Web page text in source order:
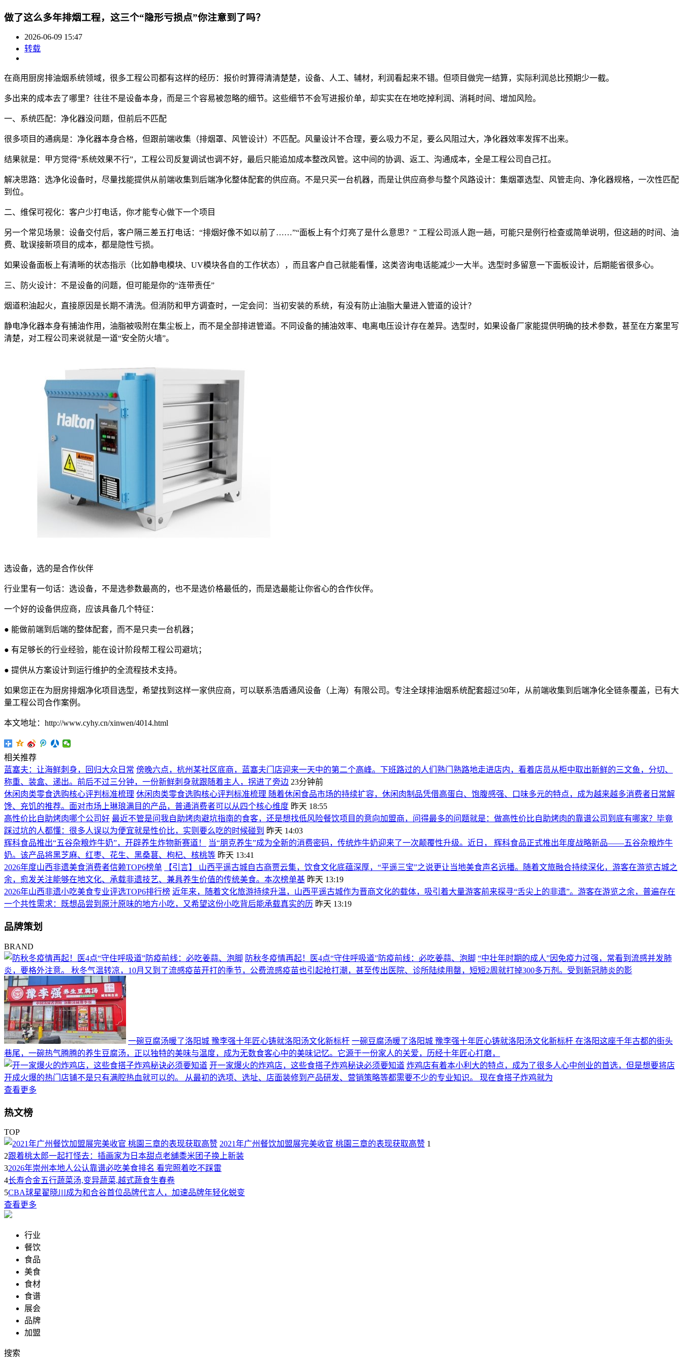
做了这么多年排烟工程，这三个“隐形亏损点”你注意到了吗？
2026-06-09 15:47
转载
在商用厨房排油烟系统领域，很多工程公司都有这样的经历：报价时算得清清楚楚，设备、人工、辅材，利润看起来不错。但项目做完一结算，实际利润总比预期少一截。
多出来的成本去了哪里？往往不是设备本身，而是三个容易被忽略的细节。这些细节不会写进报价单，却实实在在地吃掉利润、消耗时间、增加风险。
一、系统匹配：净化器没问题，但前后不匹配
很多项目的通病是：净化器本身合格，但跟前端收集（排烟罩、风管设计）不匹配。风量设计不合理，要么吸力不足，要么风阻过大，净化器效率发挥不出来。
结果就是：甲方觉得“系统效果不行”，工程公司反复调试也调不好，最后只能追加成本整改风管。这中间的协调、返工、沟通成本，全是工程公司自己扛。
解决思路：选净化设备时，尽量找能提供从前端收集到后端净化整体配套的供应商。不是只买一台机器，而是让供应商参与整个风路设计：集烟罩选型、风管走向、净化器规格，一次性匹配
到位。
二、维保可视化：客户少打电话，你才能专心做下一个项目
另一个常见场景：设备交付后，客户隔三差五打电话：“排烟好像不如以前了……”“面板上有个灯亮了是什么意思？” 工程公司派人跑一趟，可能只是例行检查或简单说明，但这趟的时间、油
费、耽误接新项目的成本，都是隐性亏损。
如果设备面板上有清晰的状态指示（比如静电模块、UV模块各自的工作状态），而且客户自己就能看懂，这类咨询电话能减少一大半。选型时多留意一下面板设计，后期能省很多心。
三、防火设计：不是设备的问题，但可能是你的“连带责任”
烟道积油起火，直接原因是长期不清洗。但消防和甲方调查时，一定会问：当初安装的系统，有没有防止油脂大量进入管道的设计？
静电净化器本身有捕油作用，油脂被吸附在集尘板上，而不是全部排进管道。不同设备的捕油效率、电离电压设计存在差异。选型时，如果设备厂家能提供明确的技术参数，甚至在方案里写
清楚，对工程公司来说就是一道“安全防火墙”。
选设备，选的是合作伙伴
行业里有一句话：选设备，不是选参数最高的，也不是选价格最低的，而是选最能让你省心的合作伙伴。
一个好的设备供应商，应该具备几个特征：
● 能做前端到后端的整体配套，而不是只卖一台机器；
● 有足够长的行业经验，能在设计阶段帮工程公司避坑；
● 提供从方案设计到运行维护的全流程技术支持。
如果您正在为厨房排烟净化项目选型，希望找到这样一家供应商，可以联系浩盾通风设备（上海）有限公司。专注全球排油烟系统配套超过50年，从前端收集到后端净化全链条覆盖，已有大
量工程公司合作案例。
本文地址：http://www.cyhy.cn/xinwen/4014.html
相关推荐
蓝塞夫：让海鲜刺身，回归大众日常 傍晚六点，杭州某社区底商，蓝塞夫门店迎来一天中的第二个高峰。下班路过的人们熟门熟路地走进店内，看着店员从柜中取出新鲜的三文鱼，分切、
称重、装盒、递出。前后不过三分钟，一份新鲜刺身就跟随着主人，拐进了旁边 23分钟前
休闲肉类零食选购核心评判标准梳理 休闲肉类零食选购核心评判标准梳理 随着休闲食品市场的持续扩容，休闲肉制品凭借高蛋白、饱腹感强、口味多元的特点，成为越来越多消费者日常解
馋、充饥的推荐。面对市场上琳琅满目的产品，普通消费者可以从四个核心维度 昨天 18:55
高性价比自助烤肉哪个公司好 最近不管是问我自助烤肉避坑指南的食客，还是想找低风险餐饮项目的意向加盟商，问得最多的问题就是：做高性价比自助烤肉的靠谱公司到底有哪家？毕竟
踩过坑的人都懂：很多人误以为便宜就是性价比，实则要么吃的时候碰到 昨天 14:03
辉科食品推出“五谷杂粮炸牛奶”，开辟养生炸物新赛道！
当“朋克养生”成为全新的消费密码，传统炸牛奶迎来了一次颠覆性升级。近日， 辉科食品正式推出年度战略新品——五谷杂粮炸牛
奶。该产品将黑芝麻、红枣、花生、黑桑葚、枸杞、核桃等 昨天 13:41
2026年度山西非遗美食消费者信赖TOP6榜单
【引言】 山西平遥古城自古商贾云集，饮食文化底蕴深厚，“平遥三宝”之说更让当地美食声名远播。随着文旅融合持续深化，游客在游览古城之
余，愈发关注能够在地文化、承载非遗技艺、兼具养生价值的传统美食。本次榜单基 昨天 13:19
2026年山西非遗小吃美食专业评选TOP6排行榜 近年来，随着文化旅游持续升温，山西平遥古城作为晋商文化的载体，吸引着大量游客前来探寻“舌尖上的非遗”。游客在游览之余，普遍存在
一个共性需求：既想品尝到原汁原味的地方小吃，又希望这份小吃背后能承载真实的历 昨天 13:19
品牌策划
BRAND
防秋冬疫情再起！医4点“守住呼吸道”防疫前线：必吃姜蒜、泡脚 “中壮年时期的成人”因免疫力过强，常看到流感并发肺
炎，要格外注意。 秋冬气温转凉，10月又到了流感疫苗开打的季节，公费流感疫苗也引起抢打潮，甚至传出医院、诊所陆续用罄，短短2周就打掉300多万剂。受到新冠肺炎的影
一碗豆腐汤暖了洛阳城 豫李强十年匠心铸就洛阳汤文化新标杆 一碗豆腐汤暖了洛阳城 豫李强十年匠心铸就洛阳汤文化新标杆 在洛阳这座千年古都的街头
巷尾，一碗热气腾腾的养生豆腐汤，正以独特的美味与温度，成为无数食客心中的美味记忆。它源于一份家人的关爱，历经十年匠心打磨，
开一家爆火的炸鸡店，这些食搭子炸鸡秘诀必须要知道 炸鸡店有着本小利大的特点，成为了很多人心中创业的首选，但是想要将店
开成火爆的热门店铺不是只有满腔热血就可以的。 从最初的选项、选址、店面装修到产品研发、营销策略等都需要不少的专业知识。 现在食搭子炸鸡就为
查看更多
热文榜
TOP
2021年广州餐饮加盟展完美收官 桃園三章的表现获取高赞 1
2跟着桃太郎一起打怪去：插画家为日本甜点老舖黍米团子换上新装
32026年崇州本地人公认靠谱必吃美食排名 看完照着吃不踩雷
4长寿合金五行蔬菜汤,变异蔬菜,越式蔬食生春卷
5CBA球星翟晓川成为和合谷首位品牌代言人，加速品牌年轻化蜕变
查看更多
行业
餐饮
食品
美食
食材
食谱
展会
品牌
加盟
搜索